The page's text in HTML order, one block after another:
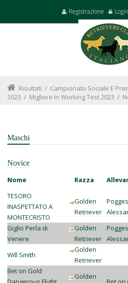
Registrazione Login
Risultati / Campionato Sociale E
2023 / Migliore In Working Test 2023 /
Maschi
Novice
Nome Razza
TESORO
INASPETTATO A
MONTECRISTO
Golden
Retriever
Giglio Perla di
Venere
Golden
Retriever
Will Smith
Golden
Retriever
Bet on Gold
Golden